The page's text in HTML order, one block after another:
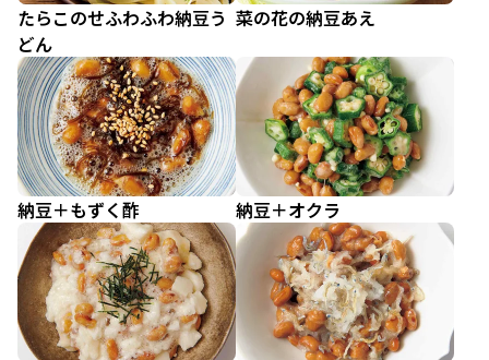
たらこのせふわふわ納豆う
どん
菜の花の納豆あえ
納豆＋もずく酢 納豆＋オクラ